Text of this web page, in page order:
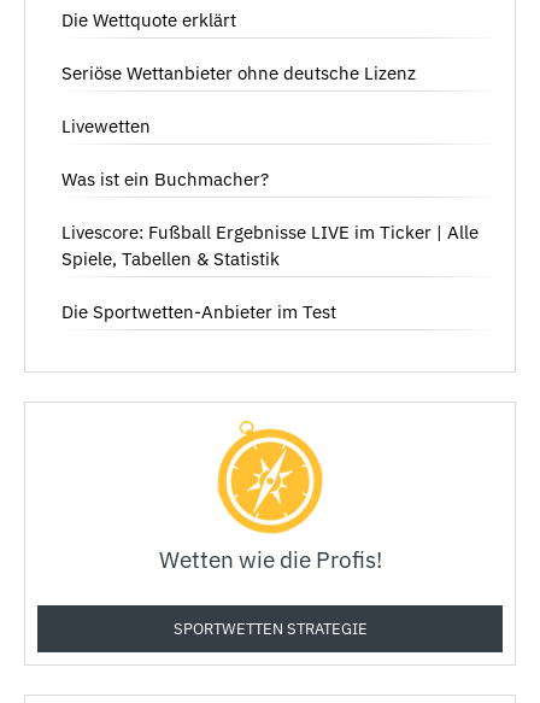
Die Wettquote erklärt
Seriöse Wettanbieter ohne deutsche Lizenz
Livewetten
Was ist ein Buchmacher?
Livescore: Fußball Ergebnisse LIVE im Ticker | Alle
Spiele, Tabellen & Statistik
Die Sportwetten-Anbieter im Test
Wetten wie die Profis!
SPORTWETTEN STRATEGIE